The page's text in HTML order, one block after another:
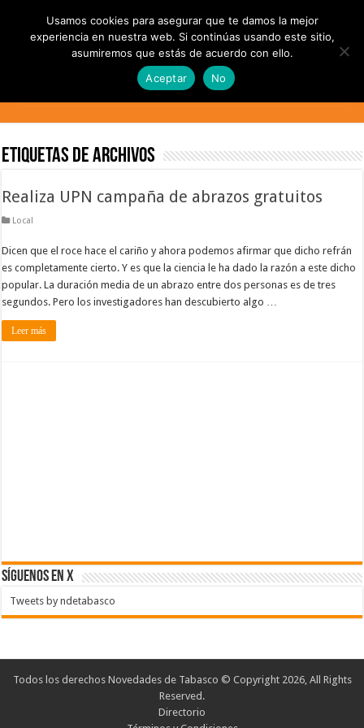
Etiquetas de Archivos
Realiza UPN campaña de abrazos gratuitos
Local
Dicen que el roce hace el cariño y ahora podemos afirmar que dicho refrán
es completamente cierto. Y es que la ciencia le ha dado la razón a este dicho
popular. La duración media de un abrazo entre dos personas es de tres
segundos. Pero los investigadores han descubierto algo …
Leer más
SÍGUENOS EN X
Tweets by ndetabasco
Todos los derechos Novedades de Tabasco © Copyright 2026, All Rights
Reserved.
Directorio
Usamos cookies para asegurar que te damos la mejor
experiencia en nuestra web. Si continúas usando este sitio,
asumiremos que estás de acuerdo con ello.
Aceptar
No